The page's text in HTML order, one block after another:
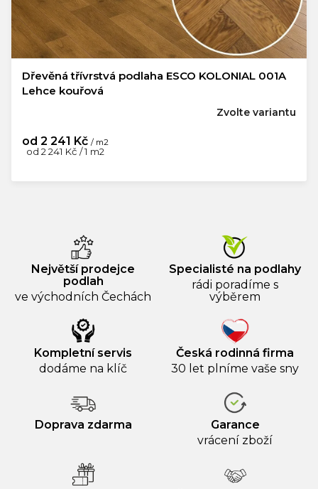
Dřevěná třívrstvá podlaha ESCO KOLONIAL 001A
Lehce kouřová
od 2 241 Kč / m2
Měrná
od 2 241 Kč / 1 m2
Zvolte variantu
Největší prodejce
podlah
ve východních Čechách
Specialisté na podlahy
rádi poradíme s
výběrem
Kompletní servis
dodáme na klíč
Česká rodinná firma
30 let plníme vaše sny
Doprava zdarma
Garance
vrácení zboží